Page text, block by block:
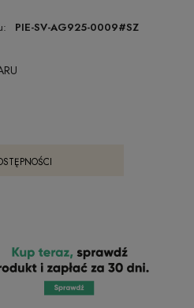
PIE-SV-AG925-0009#SZ